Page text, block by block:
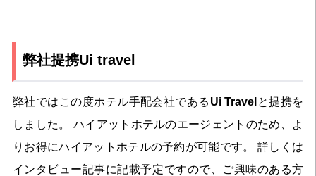
弊社提携Ui travel
弊社ではこの度ホテル手配会社である Ui Travel と提携を
しました。 ハイアットホテルのエージェントのため、よ
りお得にハイアットホテルの予約が可能です。 詳しくは
インタビュー記事に記載予定ですので、ご興味のある方